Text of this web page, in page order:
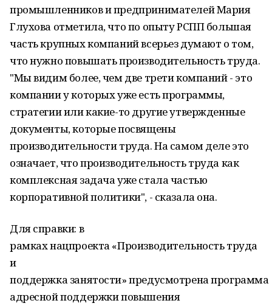
промышленников и предпринимателей Мария
Глухова отметила, что по опыту РСПП большая
часть крупных компаний всерьез думают о том,
что нужно повышать производительность труда.
"Мы видим более, чем две трети компаний - это
компании у которых уже есть программы,
стратегии или какие-то другие утвержденные
документы, которые посвящены
производительности труда. На самом деле это
означает, что производительность труда как
комплексная задача уже стала частью
корпоративной политики", - сказала она.
Для справки: в
рамках нацпроекта «Производительность труда
и
поддержка занятости» предусмотрена программа
адресной поддержки повышения